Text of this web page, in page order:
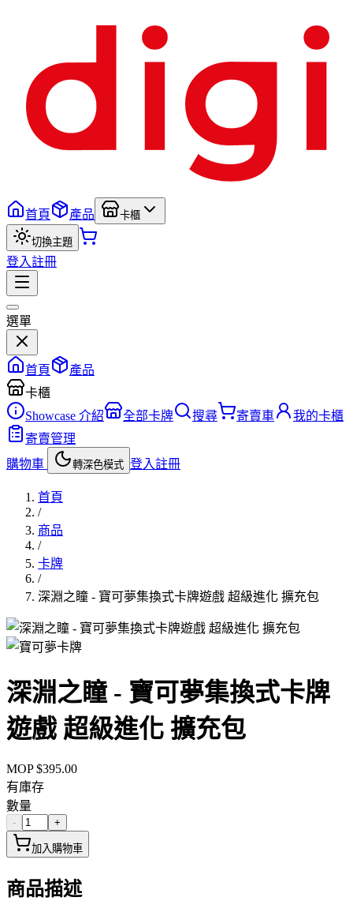
首頁 產品 卡櫃
切換主題
登入註冊
選單
首頁
產品
卡櫃
Showcase 介紹
全部卡牌 搜尋 寄賣車
我的卡櫃
寄賣管理
購物車
轉深色模式 登入註冊
首頁
/
商品
/
卡牌
/
深淵之瞳 - 寶可夢集換式卡牌遊戲 超級進化 擴充包
卡牌
深淵之瞳 - 寶可夢集換式卡牌
遊戲 超級進化 擴充包
MOP $395.00
有庫存
數量
- +
加入購物車
商品描述